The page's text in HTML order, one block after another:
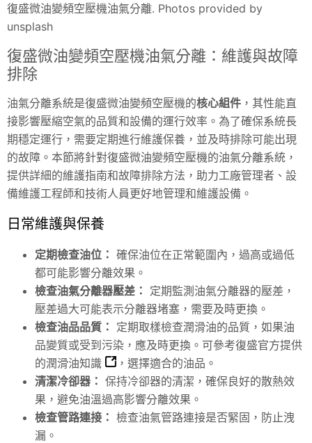
復盛微油變頻空壓機油氣分離. Photos provided by
unsplash
復盛微油變頻空壓機油氣分離：維護與故障
排除
油氣分離系統是復盛微油變頻空壓機的核心組件 ，其性能直
接影響壓縮空氣的品質和設備的運行效率。為了確保系統長
期穩定運行，需要定期進行維護保養，並及時排除可能出現
的故障。本節將針對復盛微油變頻空壓機的油氣分離系統，
提供詳細的維護指南和故障排除方法，助力工廠管理者、設
備維護工程師和技術人員更好地管理和維護設備。
日常維護與保養
定期檢查油位： 確保油位在正常範圍內，過高或過低
都可能影響分離效果。
檢查油氣分離器壓差： 定期監測油氣分離器的壓差，
壓差過大可能表示分離器堵塞，需要及時更換。
檢查油品品質： 定期取樣檢查潤滑油的品質，如果油
品變質或受到污染，應及時更換。可參考復盛官方提供
的潤滑油知識
，選擇適合的油品。
清潔冷卻器： 保持冷卻器的清潔，確保良好的散熱效
果，避免油溫過高影響分離效果。
檢查管路連接： 檢查油氣管路連接是否緊固，防止洩
漏。